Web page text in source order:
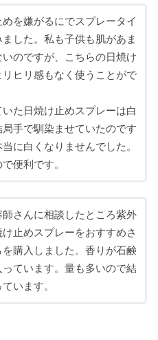
を嫌がるにでスプレータイ
した。私も子供も肌があま
いのですが、こちらの日焼け
リヒリ感もなく使うことがで
た日焼け止めスプレーは白
手で馴染ませていたのです
に白くなりませんでした。
便利です。
さんに相談したところ紫外
止めスプレーをおすすめさ
購入しました。香りが石鹸
ています。量も多いので結
います。